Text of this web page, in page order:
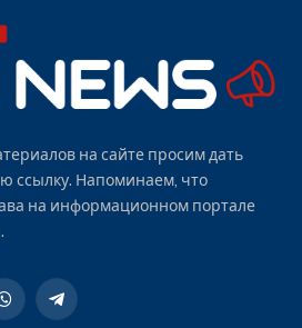
на сайте просим дать
ссылку. Напоминаем, что
на информационном портале
WhatsAppTelegram